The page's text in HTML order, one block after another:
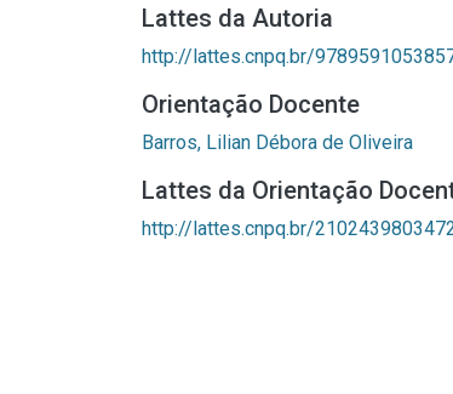
Lattes da Autoria
http://lattes.cnpq.br/
Orientação Docente
Barros, Lilian Débora de Oliveira
Lattes da Orientação
http://lattes.cnpq.br/